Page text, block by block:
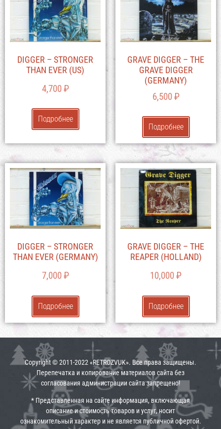
DIGGER – STRONGER
THAN EVER (US)
4,700₽
Подробнее
GRAVE DIGGER – THE
GRAVE DIGGER
(GERMANY)
6,500₽
Подробнее
DIGGER – STRONGER
THAN EVER (GERMANY)
7,000₽
Подробнее
GRAVE DIGGER – THE
REAPER (HOLLAND)
10,000₽
Подробнее
Copyright © 2011-2022 «RETROZVUK». Все права защищены.
Перепечатка и копирование материалов сайта без
согласования администрации сайта запрещено!
* Представленная на сайте информация, включающая
описание и стоимость товаров и услуг, носит
ознакомительный характер и не является публичной офертой.